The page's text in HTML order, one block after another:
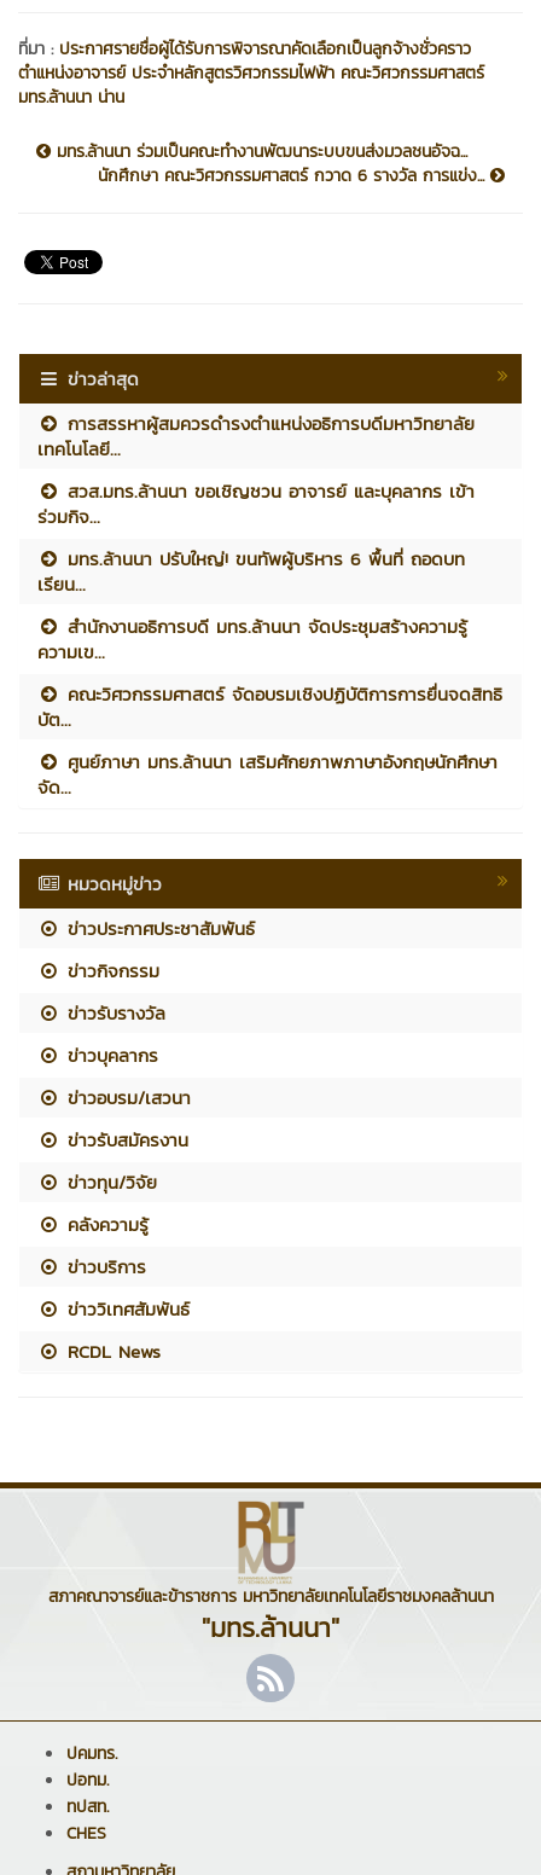
ที่มา : ประกาศรายชื่อผู้ได้รับการพิจารณาคัดเลือกเป็นลูกจ้างชั่วคราว
ตำแหน่งอาจารย์ ประจำหลักสูตรวิศวกรรมไฟฟ้า คณะวิศวกรรมศาสตร์
มทร.ล้านนา น่าน
มทร.ล้านนา ร่วมเป็นคณะทำงานพัฒนาระบบขนส่งมวลชนอัจฉ...
นักศึกษา คณะวิศวกรรมศาสตร์ กวาด 6 รางวัล การแข่ง...
ข่าวล่าสุด
การสรรหาผู้สมควรดำรงตำแหน่งอธิการบดีมหาวิทยาลัย
เทคโนโลยี...
สวส.มทร.ล้านนา ขอเชิญชวน อาจารย์ และบุคลากร เข้า
ร่วมกิจ...
มทร.ล้านนา ปรับใหญ่! ขนทัพผู้บริหาร 6 พื้นที่ ถอดบท
เรียน...
สำนักงานอธิการบดี มทร.ล้านนา จัดประชุมสร้างความรู้
ความเข...
คณะวิศวกรรมศาสตร์ จัดอบรมเชิงปฏิบัติการการยื่นจดสิทธิ
บัต...
ศูนย์ภาษา มทร.ล้านนา เสริมศักยภาพภาษาอังกฤษนักศึกษา
จัด...
หมวดหมู่ข่าว
ข่าวประกาศประชาสัมพันธ์
ข่าวกิจกรรม
ข่าวรับรางวัล
ข่าวบุคลากร
ข่าวอบรม/เสวนา
ข่าวรับสมัครงาน
ข่าวทุน/วิจัย
คลังความรู้
ข่าวบริการ
ข่าววิเทศสัมพันธ์
RCDL News
สภาคณาจารย์และข้าราชการ มหาวิทยาลัยเทคโนโลยีราชมงคลล้านนา
"มทร.ล้านนา"
ปคมทร.
ปอทม.
ทปสท.
CHES